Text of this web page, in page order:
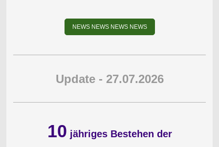
NEWS NEWS NEWS NEWS
Update - 27.07.2026
10 jähriges Bestehen der